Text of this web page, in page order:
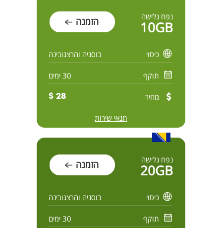
נפח גלישה
10GB הזמנה
כיסוי בוסניה והרצגובינה
תוקף 30 ימים
מחיר 28 $
תנאי שירות
נפח גלישה
20GB הזמנה
כיסוי בוסניה והרצגובינה
תוקף 30 ימים